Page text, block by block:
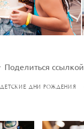
Поделиться ссылкой
ДЕТСКИЕ ДНИ РОЖДЕНИЯ